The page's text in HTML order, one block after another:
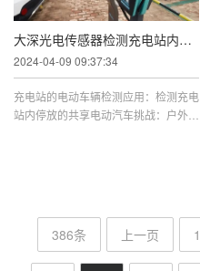
大深光电传感器检测充电站内停放的共享电动汽车
2024-04-09 09:37:34
充电站的电动车辆检测应用：检测充电
站内停放的共享电动汽车挑战：户外环
386条 上一页 1